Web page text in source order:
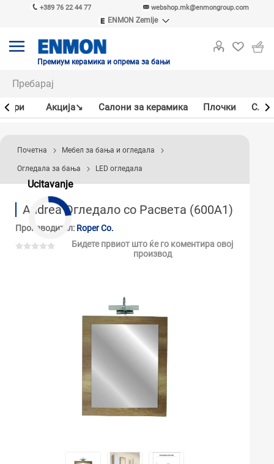
+389 76 22 44 77 webshop.mk@enmongroup.com
ENMON Zemlje
ENMON MKD
Премиум керамика и опрема за бањи
Акцијa↘ Салони за керамика Плочки
Ucitavanje
Почетна Мебел за бања и огледала
Огледала за бања LED огледала
Andrea Огледало со Расвета (600A1)
Производител: Roper Co.
Бидете првиот што ќе го коментира овој
производ